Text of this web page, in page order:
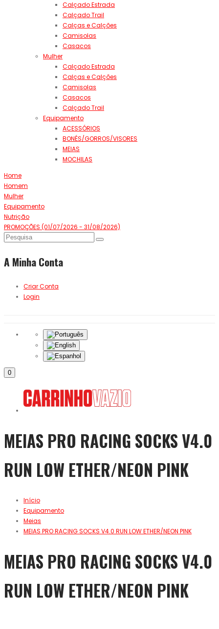
Calçado Estrada
Calçado Trail
Calças e Calções
Camisolas
Casacos
Mulher
Calçado Estrada
Calças e Calções
Camisolas
Casacos
Calçado Trail
Equipamento
ACESSÓRIOS
BONÉS/GORROS/VISORES
MEIAS
MOCHILAS
Home
Homem
Mulher
Equipamento
Nutrição
PROMOÇÕES (01/07/2026 - 31/08/2026)
A Minha Conta
Criar Conta
Login
0
MEIAS PRO RACING SOCKS V4.0
RUN LOW ETHER/NEON PINK
Início
Equipamento
Meias
MEIAS PRO RACING SOCKS V4.0 RUN LOW ETHER/NEON PINK
MEIAS PRO RACING SOCKS V4.0
RUN LOW ETHER/NEON PINK